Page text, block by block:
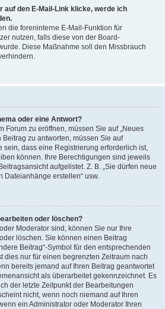
auf den E-Mail-Link klicke, werde ich
die foreninterne E-Mail-Funktion für
nutzen, falls diese von der Board-
Diese Maßnahme soll den Missbrauch
oder eine Antwort?
Forum zu eröffnen, müssen Sie auf „Neues
Beitrag zu antworten, müssen Sie auf
sein, dass eine Registrierung erforderlich ist,
können. Ihre Berechtigungen sind jeweils
aufgelistet. Z. B. „Sie dürfen neue
Dateianhänge erstellen“ usw.
oder löschen?
Moderator sind, können Sie nur Ihre
löschen. Sie können einen Beitrag
Beitrag“-Symbol für den entsprechenden
dies nur für einen begrenzten Zeitraum nach
bereits jemand auf Ihren Beitrag geantwortet
als überarbeitet gekennzeichnet. Es
der letzte Zeitpunkt der Bearbeitungen
nicht, wenn noch niemand auf Ihren
ein Administrator oder Moderator Ihren